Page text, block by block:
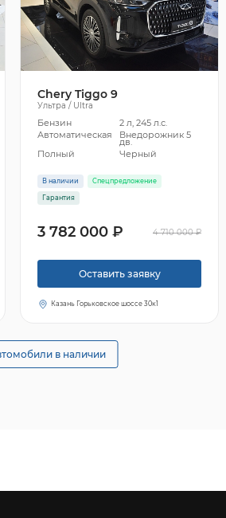
Chery Tiggo 9
Ультра / Ultra
Бензин
2 л, 245 л.с.
Автоматическая
Внедорожник 5
дв.
Полный
Черный
В наличии Спецпредложение
Гарантия
3 782 000 ₽ 4 710 000 ₽
Оставить заявку
Казань Горьковское шоссе 30к1
в наличии